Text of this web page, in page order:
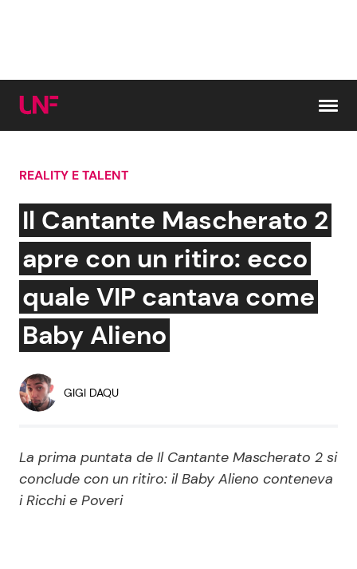
Cerca:
News e Cronaca
Attualità Italiana
Dal Mondo
Economia
Persone Scomparse
Politica
Gossip e TV
Bellezze VIP
Reality e Talent
REALITY E TALENT
Il Cantante Mascherato 2
apre con un ritiro: ecco
quale VIP cantava come
Baby Alieno
GIGI DAQU
La prima puntata de Il Cantante Mascherato 2 si
conclude con un ritiro: il Baby Alieno conteneva
i Ricchi e Poveri